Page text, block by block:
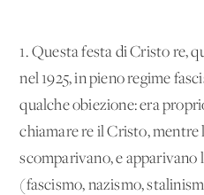
1. Questa festa di Cristo re,
nel 1925, in pieno regime
qualche obiezione: era
chiamare re il Cristo, mentre
scomparivano, e
(fascismo, nazismo,